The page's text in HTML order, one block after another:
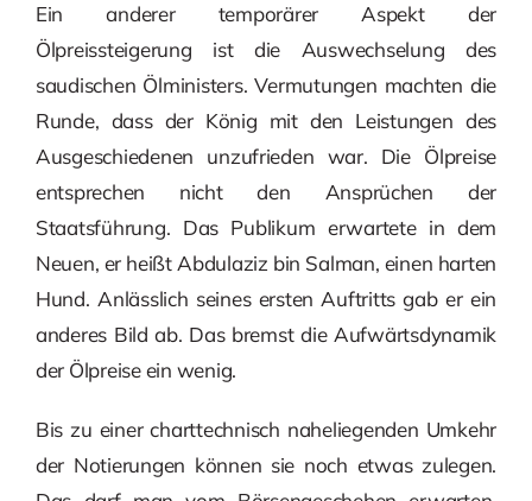
Ein anderer temporärer Aspekt der
Ölpreissteigerung ist die Auswechselung des
saudischen Ölministers. Vermutungen machten die
Runde, dass der König mit den Leistungen des
Ausgeschiedenen unzufrieden war. Die Ölpreise
entsprechen nicht den Ansprüchen der
Staatsführung. Das Publikum erwartete in dem
Neuen, er heißt Abdulaziz bin Salman, einen harten
Hund. Anlässlich seines ersten Auftritts gab er ein
anderes Bild ab. Das bremst die Aufwärtsdynamik
der Ölpreise ein wenig.
Bis zu einer charttechnisch naheliegenden Umkehr
der Notierungen können sie noch etwas zulegen.